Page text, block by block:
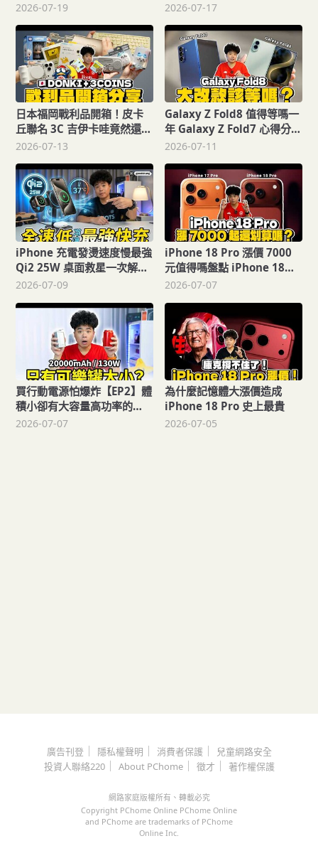
2026-07-19 2026-07-17
日本福岡戰利品開箱！皮卡
丘聯名 3C 吉伊卡哇竟然還有
懶人滑手機神器日本必買 3C
2026-07-13
Galaxy Z Fold8 值得等嗎一
年 Galaxy Z Fold7 心得分享
與 Z Fold8 五大改變預測：
2026-07-11
iPhone 充電發燙速度慢最強
Qi2 25W 桌面救星一次解
決！ESR iPhone 17 三合一
2026-07-09
iPhone 18 Pro 漲價 7000
元值得嗎盤點 iPhone 18
Pro 新規格價值！分析等
iPhone 17 Pro 的優缺點好
處
2026-07-07
買行動電源怕爆炸【EP2】體
積小卻有大容量高功率的
130W 行動電源！
2026-07-07
為什麼記憶體大漲價造成
iPhone 18 Pro 史上最貴
2026-07-05
廣告刊登｜ 隱私權聲明 消費者保護｜
兒童網路安全
投資人聯絡220｜ About PChome｜ 徵才 著作權保護
網路家庭版權所有、轉載必究
Copyright PChome Online PChome Online
and PChome are trademarks of PChome
Online Inc.